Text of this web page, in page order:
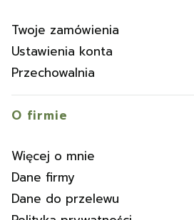
Twoje zamówienia
Ustawienia konta
Przechowalnia
O firmie
Więcej o mnie
Dane firmy
Dane do przelewu